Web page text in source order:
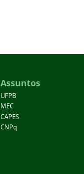
Assuntos
UFPB
MEC
CAPES
CNPq